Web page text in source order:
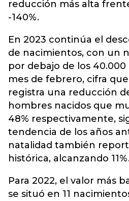
reducción más alta
-140%.
En 2023 continúa el
de nacimientos, con un
por debajo de los
mes de febrero, cifra
registra una reducción
hombres nacidos que
48% respectivamente,
tendencia de los años
natalidad también
histórica, alcanzando
Para 2022, el valor más
se situó en 11